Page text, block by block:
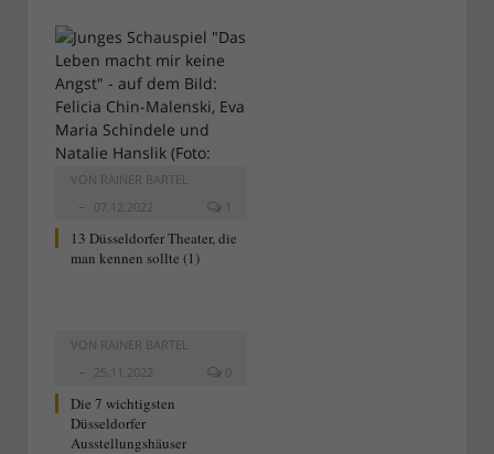
VON RAINER BARTEL
07.12.2022
1
13 Düsseldorfer Theater, die
man kennen sollte (1)
VON RAINER BARTEL
25.11.2022
0
Die 7 wichtigsten
Düsseldorfer
Ausstellungshäuser